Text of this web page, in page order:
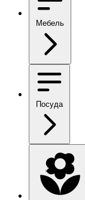
Мебель
Посуда